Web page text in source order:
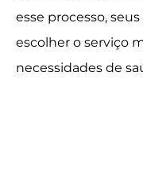
esse processo,
escolher o serviço
necessidades de